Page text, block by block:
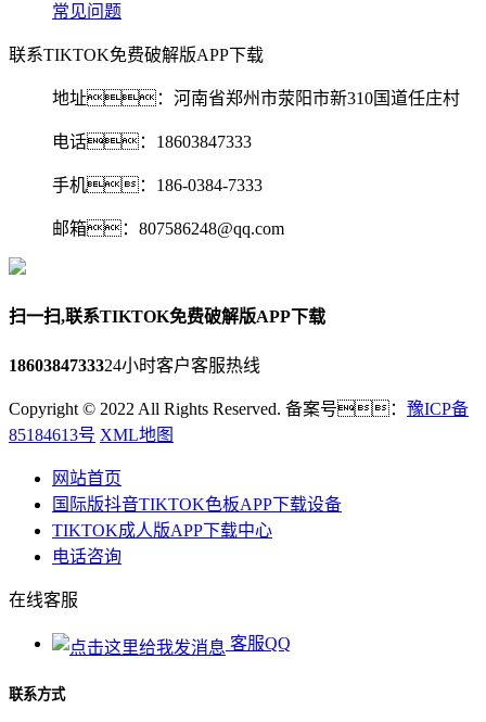
常见问题
联系TIKTOK免费破解版APP下载
地址：河南省郑州市荥阳市新310国道任庄村
电话：18603847333
手机：186-0384-7333
邮箱：807586248@qq.com‬
扫一扫,联系TIKTOK免费破解版APP下载
1860384733324小时客户客服热线
Copyright © 2022 All Rights Reserved. 备案号： 豫ICP备
85184613号 XML地图
网站首页
国际版抖音TIKTOK色板APP下载设备
TIKTOK成人版APP下载中心
电话咨询
在线客服
客服QQ
联系方式